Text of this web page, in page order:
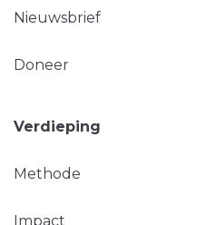
Nieuwsbrief
Doneer
Verdieping
Methode
Impact